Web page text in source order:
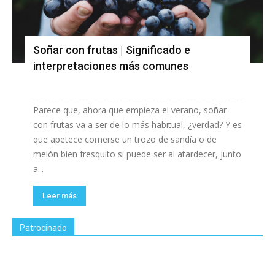
Soñar con frutas | Significado e
interpretaciones más comunes
Parece que, ahora que empieza el verano, soñar
con frutas va a ser de lo más habitual, ¿verdad? Y es
que apetece comerse un trozo de sandía o de
melón bien fresquito si puede ser al atardecer, junto
a...
Leer más
Patrocinado